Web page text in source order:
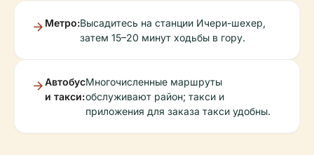
Метро:Высадитесь на станции Ичери-шехер,
затем 15–20 минут ходьбы в гору.
Автобус
и такси:
Многочисленные маршруты
обслуживают район; такси и
приложения для заказа такси удобны.